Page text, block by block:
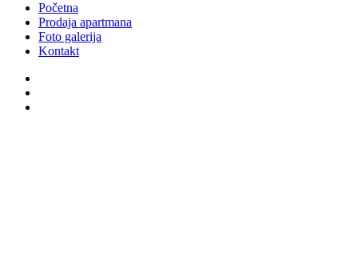
Početna
Prodaja apartmana
Foto galerija
Kontakt